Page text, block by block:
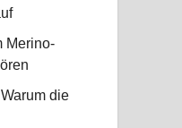
Merino-
die